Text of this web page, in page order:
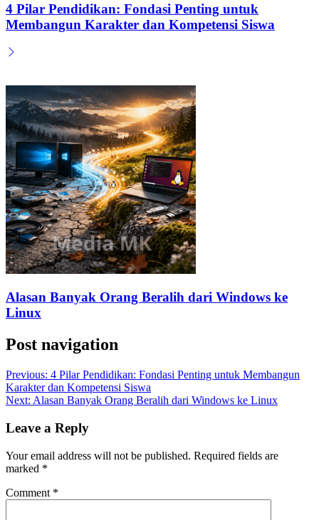
4 Pilar Pendidikan: Fondasi Penting untuk
Membangun Karakter dan Kompetensi Siswa
Alasan Banyak Orang Beralih dari Windows ke
Linux
Post navigation
Previous: 4 Pilar Pendidikan: Fondasi Penting untuk Membangun
Karakter dan Kompetensi Siswa
Next: Alasan Banyak Orang Beralih dari Windows ke Linux
Leave a Reply
Your email address will not be published. Required fields are
marked *
Comment *